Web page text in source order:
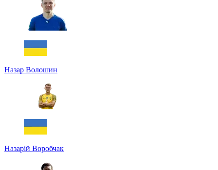
Назар Волошин
Назарій Воробчак